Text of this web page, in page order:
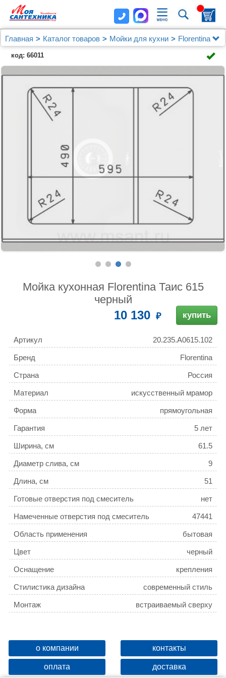
Главная Каталог товаров Мойки для кухни
Florentina
Мойка кухонная Florentina Таис 615 черный
код: 66011
Мойка кухонная Florentina Таис 615
черный
10 130 купить
Артикул 20.235.A0615.102
Бренд Florentina
Страна Россия
Материал искусственный мрамор
Форма прямоугольная
Гарантия 5 лет
Ширина, см 61.5
Диаметр слива, см 9
Длина, см 51
Готовые отверстия под смеситель нет
Намеченные отверстия под смеситель 47441
Область применения бытовая
Цвет черный
Оснащение крепления
Стилистика дизайна современный стиль
Монтаж встраиваемый сверху
о компании контакты
оплата доставка